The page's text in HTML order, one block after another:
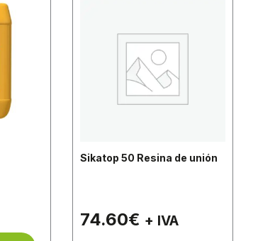
Sikatop 50 Resina de unión
74.60€ + IVA